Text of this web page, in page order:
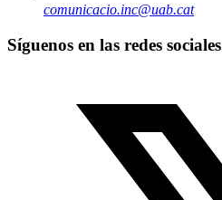
comunicacio.inc@uab.cat
Síguenos en las redes sociales